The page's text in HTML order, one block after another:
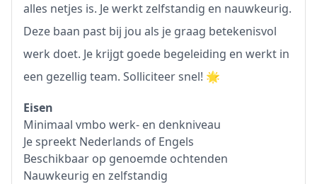
alles netjes is. Je werkt zelfstandig en nauwkeurig.
Deze baan past bij jou als je graag betekenisvol
werk doet. Je krijgt goede begeleiding en werkt in
een gezellig team. Solliciteer snel! 🌟
Eisen
Minimaal vmbo werk- en denkniveau
Je spreekt Nederlands of Engels
Beschikbaar op genoemde ochtenden
Nauwkeurig en zelfstandig